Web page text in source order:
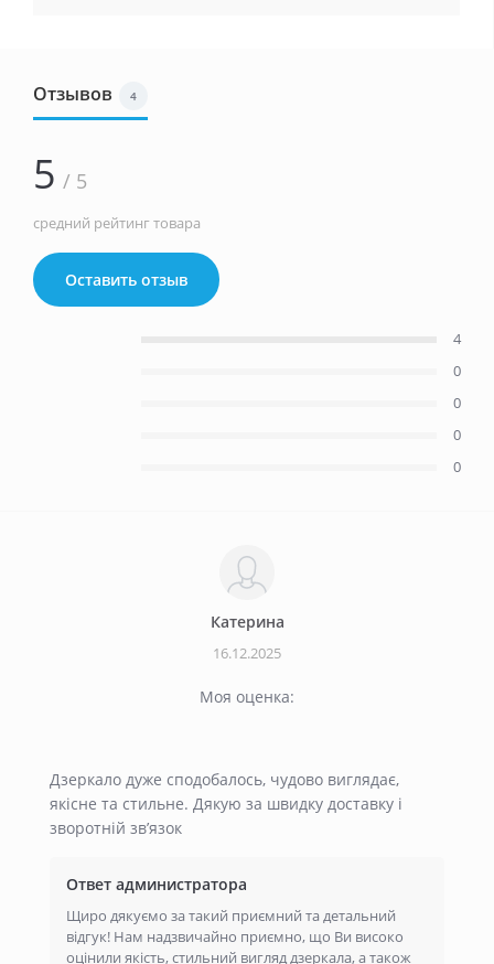
Отзывов 4
5 / 5
средний рейтинг товара
Оставить отзыв
4
0
0
0
0
Катерина
16.12.2025
Моя оценка:
Дзеркало дуже сподобалось, чудово виглядає,
якісне та стильне. Дякую за швидку доставку і
зворотній зв’язок
Ответ администратора
Щиро дякуємо за такий приємний та детальний
відгук! Нам надзвичайно приємно, що Ви високо
оцінили якість, стильний вигляд дзеркала, а також